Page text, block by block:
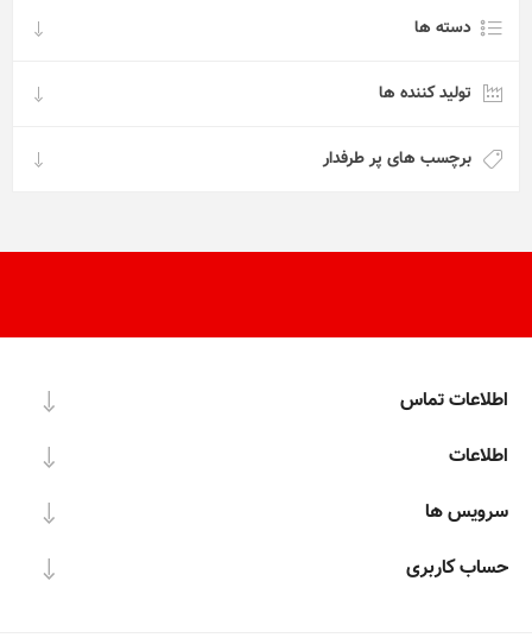
دسته ها
تولید کننده ها
برچسب های پر طرفدار
اطلاعات تماس
اطلاعات
سرویس ها
حساب کاربری